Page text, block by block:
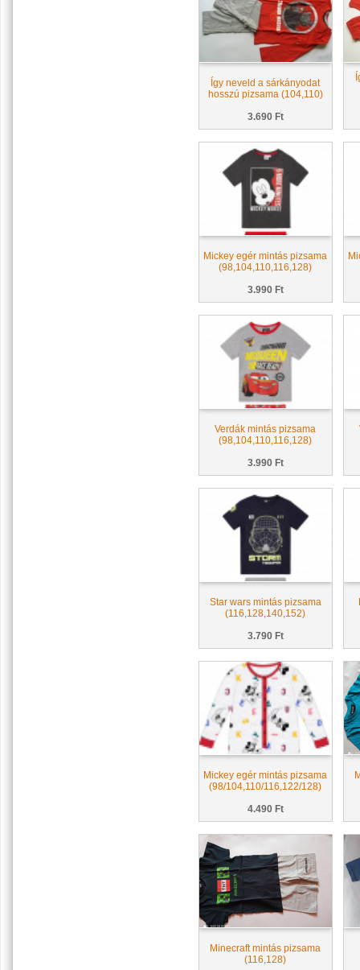
Így neveld a sárkányodat
hosszú pizsama (104,110)
3.690 Ft
Mickey egér mintás pizsama
(98,104,110,116,128)
3.990 Ft
Verdák mintás pizsama
(98,104,110,116,128)
3.990 Ft
Star wars mintás pizsama
(116,128,140,152)
3.790 Ft
Mickey egér mintás pizsama
(98/104,110/116,122/128)
4.490 Ft
Minecraft mintás pizsama
(116,128)